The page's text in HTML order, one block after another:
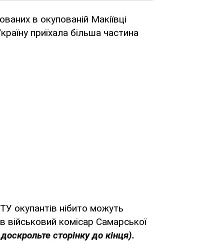
в окупованій Макіївці
приїхала більша частина
окупантів нібито можуть
військовий комісар Самарської
сторінку до кінця).